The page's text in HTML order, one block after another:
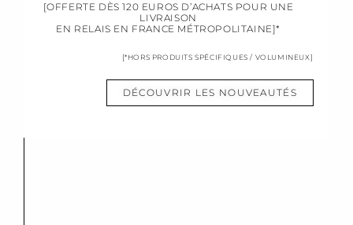
[OFFERTE DÈS 120 EUROS D’ACHATS POUR UNE
LIVRAISON
EN RELAIS EN FRANCE MÉTROPOLITAINE]*
[*HORS PRODUITS SPÉCIFIQUES / VOLUMINEUX]
DÉCOUVRIR LES NOUVEAUTÉS